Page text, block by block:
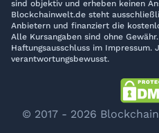
sind objektiv und erheben keinen
Blockchainwelt.de steht
Anbietern und finanziert die
Alle Kursangaben sind ohne
Haftungsausschluss im
verantwortungsbewusst.
© 2017 - 2026